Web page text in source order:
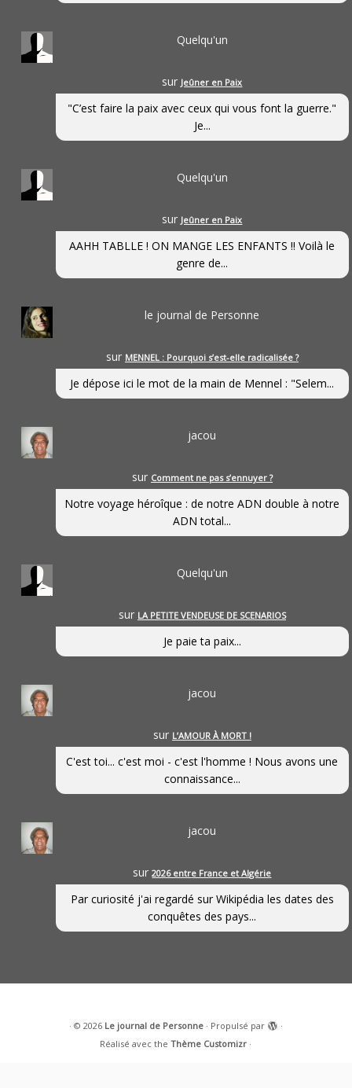
Quelqu'un
sur Jeûner en Paix
"C’est faire la paix avec ceux qui vous font la guerre."
Je...
Quelqu'un
sur Jeûner en Paix
AAHH TABLLE ! ON MANGE LES ENFANTS !! Voilà le
genre de...
le journal de Personne
sur MENNEL : Pourquoi s’est-elle radicalisée ?
Je dépose ici le mot de la main de Mennel : "Selem...
jacou
sur Comment ne pas s’ennuyer ?
Notre voyage héroîque : de notre ADN double à notre
ADN total...
Quelqu'un
sur LA PETITE VENDEUSE DE SCENARIOS
Je paie ta paix...
jacou
sur L’AMOUR À MORT !
C'est toi... c'est moi - c'est l'homme ! Nous avons une
connaissance...
jacou
sur2026 entre France et Algérie
Par curiosité j'ai regardé sur Wikipédia les dates des
conquêtes des pays...
· © 2026 Le journal de Personne· Propulsé par
·
Réalisé avec theThème Customizr ·